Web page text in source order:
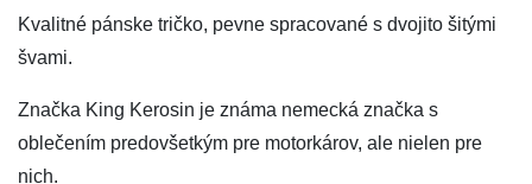
Kvalitné pánske tričko, pevne spracované s dvojito šitými
švami.
Značka King Kerosin je známa nemecká značka s
oblečením predovšetkým pre motorkárov, ale nielen pre
nich.